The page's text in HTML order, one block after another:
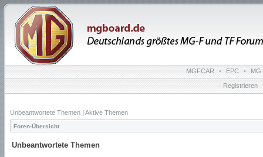
MGFCAR • EPC • MG
Registrieren
Unbeantwortete Themen | Aktive Themen
Foren-Übersicht
Unbeantwortete Themen